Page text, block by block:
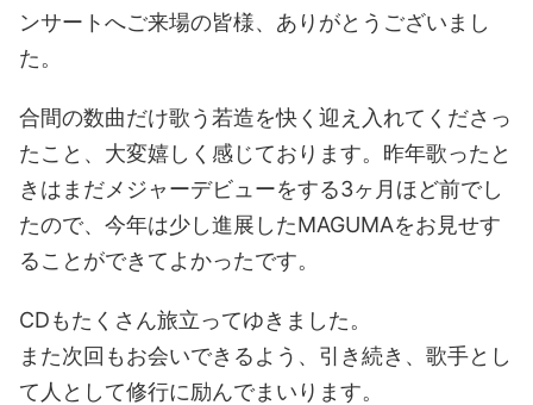
ンサートへご来場の皆様、ありがとうございまし
た。
合間の数曲だけ歌う若造を快く迎え入れてくださっ
たこと、大変嬉しく感じております。昨年歌ったと
きはまだメジャーデビューをする3ヶ月ほど前でし
たので、今年は少し進展したMAGUMAをお見せす
ることができてよかったです。
CDもたくさん旅立ってゆきました。
また次回もお会いできるよう、引き続き、歌手とし
て人として修行に励んでまいります。